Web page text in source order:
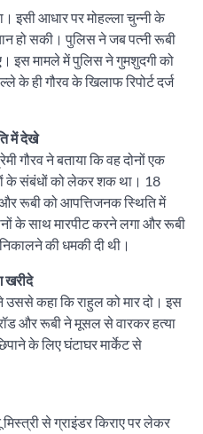
इसी आधार पर मोहल्ला चुन्नी के
हो सकी। पुलिस ने जब पत्नी रूबी
इस मामले में पुलिस ने गुमशुदगी को
के ही गौरव के खिलाफ रिपोर्ट दर्ज
में देखे
गौरव ने बताया कि वह दोनों एक
के संबंधों को लेकर शक था। 18
और रूबी को आपत्तिजनक स्थिति में
के साथ मारपीट करने लगा और रूबी
की धमकी दी थी।
खरीदे
उससे कहा कि राहुल को मार दो। इस
और रूबी ने मूसल से वारकर हत्या
के लिए घंटाघर मार्केट से
से ग्राइंडर किराए पर लेकर